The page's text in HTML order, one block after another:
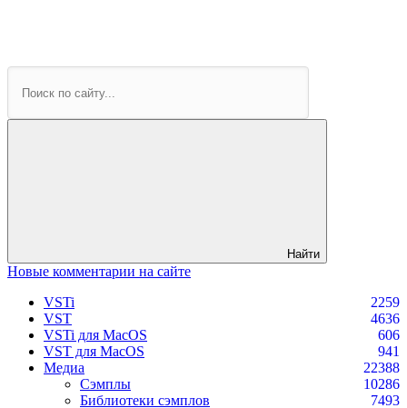
Найти
Новые комментарии на сайте
VSTi
2259
VST
4636
VSTi для MacOS
606
VST для MacOS
941
Медиа
22388
Сэмплы
10286
Библиотеки сэмплов
7493